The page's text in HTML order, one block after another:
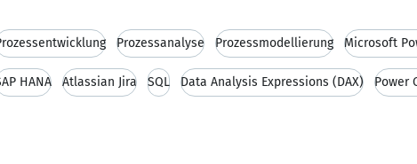
Prozessanalyse Prozessmodellierung Microsoft
HANA Atlassian Jira SQL Data Analysis Expressions (DAX) Power